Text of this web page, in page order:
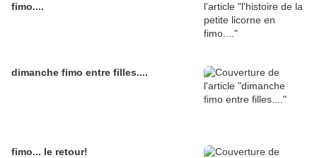
fimo....
dimanche fimo entre filles....
fimo... le retour!